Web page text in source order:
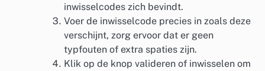
inwisselcodes zich bevindt.
Voer de inwisselcode precies in zoals deze
verschijnt, zorg ervoor dat er geen
typfouten of extra spaties zijn.
Klik op de knop valideren of inwisselen om